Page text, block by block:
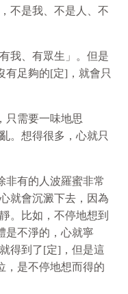
不是我、不是人、不
我、有眾生」。但是
有足夠的[定]，就會只
只需要一味地思
。想得很多，心就只
非有的人波羅蜜非常
就會沉澱下去，因為
。比如，不停地想到
是不淨的，心就寧
得到了[定]，但是這
，是不停地想而得的